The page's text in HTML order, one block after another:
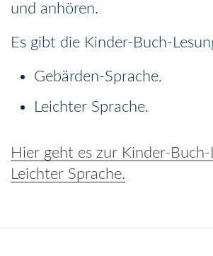
und anhören.
Es gibt die Kinder-Buch-
Gebärden-Sprache.
Leichter Sprache.
Hier geht es zur Kinder-Buch-
Leichter Sprache.